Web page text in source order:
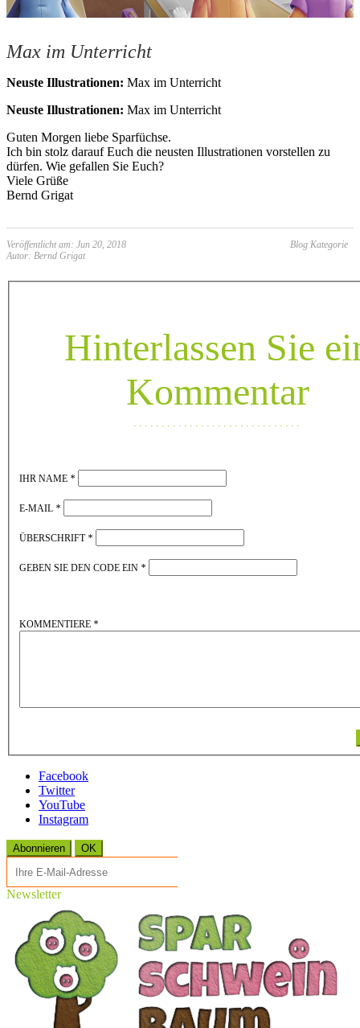
Max im Unterricht
Neuste Illustrationen: Max im Unterricht
Neuste Illustrationen: Max im Unterricht
Guten Morgen liebe Sparfüchse.
Ich bin stolz darauf Euch die neusten Illustrationen vorstellen zu
dürfen. Wie gefallen Sie Euch?
Viele Grüße
Bernd Grigat
Veröffentlicht am: Jun 20, 2018
Blog Kategorie
Autor: Bernd Grigat
Hinterlassen Sie
Kommentar
IHR NAME *
E-MAIL *
ÜBERSCHRIFT *
GEBEN SIE DEN CODE EIN *
KOMMENTIERE *
Facebook
Twitter
YouTube
Instagram
Abonnieren OK
Newsletter